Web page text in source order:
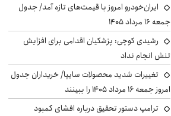
ایران‌خودرو امروز با قیمت‌های تازه آمد/ جدول
جمعه ۱۶ مرداد ۱۴۰۵
رشیدی کوچی: پزشکیان اقدامی برای افزایش
تنش انجام نداد
تغییرات شدید محصولات سایپا/ خریداران جدول
امروز جمعه ۱۶ مرداد ۱۴۰۵ را ببینند
ترامپ دستور تحقیق درباره افشای کمبود